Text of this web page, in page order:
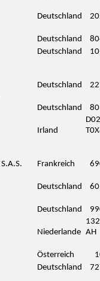
Deutschland
Deutschland
Deutschland
Deutschland
Deutschland
Irland
D02
S.A.S. Frankreich
Deutschland
Deutschland
Niederlande AH
Österreich
Deutschland